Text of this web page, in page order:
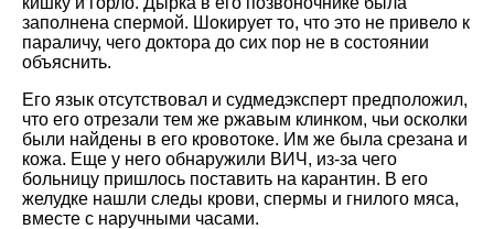
заполнена спермой. Шокирует то, что это не привело к
параличу, чего доктора до сих пор не в состоянии
объяснить.
Его язык отсутствовал и судмедэксперт предположил,
что его отрезали тем же ржавым клинком, чьи осколки
были найдены в его кровотоке. Им же была срезана и
кожа. Еще у него обнаружили ВИЧ, из-за чего
больницу пришлось поставить на карантин. В его
желудке нашли следы крови, спермы и гнилого мяса,
вместе с наручными часами.